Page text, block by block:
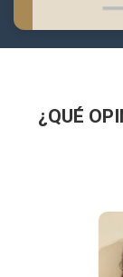
¿QUÉ